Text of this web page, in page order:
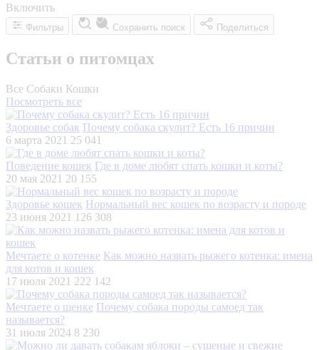
Включить
Фильтры Сохранить поиск Поделиться
Статьи о питомцах
Все Собаки Кошки
Посмотреть все
Здоровье собак Почему собака скулит? Есть 16 причин
6 марта 2021 25 041
Поведение кошек Где в доме любят спать кошки и коты?
20 мая 2021 20 155
Здоровье кошек Нормальный вес кошек по возрасту и породе
23 июня 2021 126 308
Мечтаете о котенке Как можно назвать рыжего котенка: имена
для котов и кошек
17 июля 2021 222 142
Мечтаете о щенке Почему собака породы самоед так
называется?
31 июля 2024 8 230